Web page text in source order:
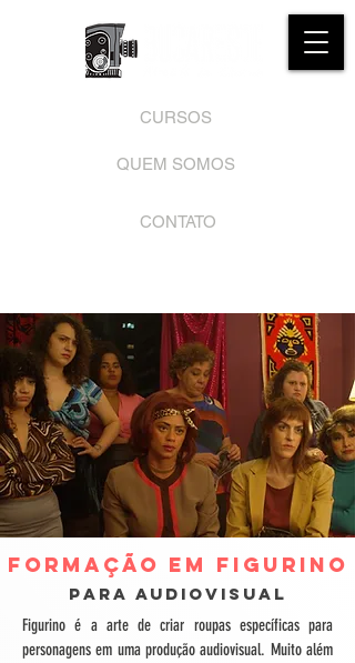
QUEM SOMOS
CURSOS
CONTATO
Formação em Figurino
para audiovisual
Figurino é a arte de criar roupas específicas para
personagens em uma produção audiovisual. Muito além